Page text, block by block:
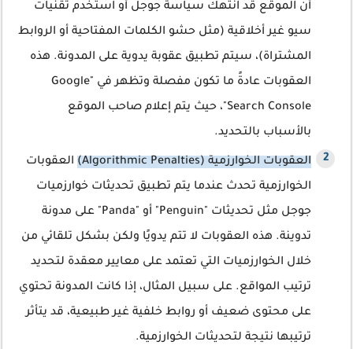
أن الموقع قد انتهك سياسة جوجل أو استخدم تقنيات
سيو غير أخلاقية (مثل حشو الكلمات المفتاحية أو الروابط
المشتراة)، سيتم تطبيق عقوبة يدوية على المدونة. هذه
العقوبات عادةً ما تكون مفصلة وتظهر في "Google
Search Console"، حيث يتم إعلام صاحب الموقع
بالأسباب بالتحديد.
العقوبات الخوارزمية (Algorithmic Penalties)
العقوبات
الخوارزمية تحدث عندما يتم تطبيق تحديثات خوارزميات
جوجل مثل تحديثات "Penguin" أو "Panda" على مدونة
تدوينة. هذه العقوبات لا تتم يدويًا ولكن بشكل تلقائي من
خلال الخوارزميات التي تعتمد على معايير معقدة لتحديد
ترتيب المواقع. على سبيل المثال، إذا كانت المدونة تحتوي
على محتوى ضعيف أو روابط خلفية غير طبيعية، قد يتأثر
ترتيبها نتيجة لتحديثات الخوارزمية.